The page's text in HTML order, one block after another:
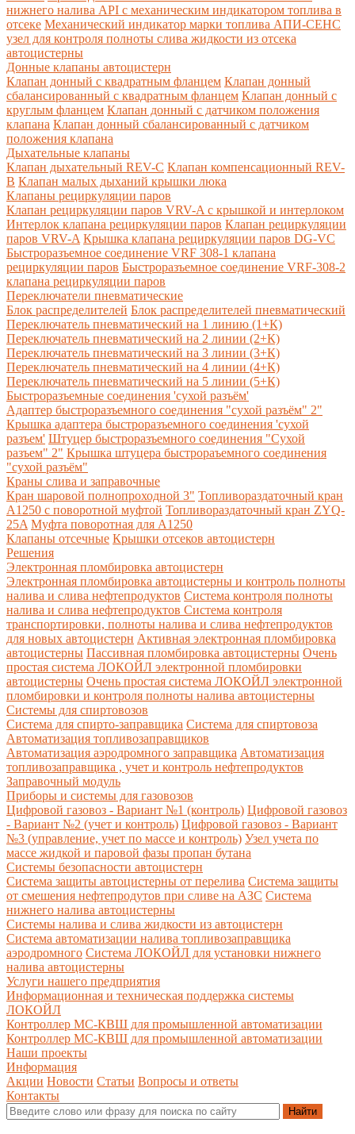
нижнего налива API с механическим индикатором топлива в
отсеке Механический индикатор марки топлива АПИ-СЕНС
узел для контроля полноты слива жидкости из отсека
автоцистерны
Донные клапаны автоцистерн
Клапан донный с квадратным фланцем Клапан донный
сбалансированный с квадратным фланцем Клапан донный с
круглым фланцем Клапан донный с датчиком положения
клапана Клапан донный сбалансированный с датчиком
положения клапана
Дыхательные клапаны
Клапан дыхательный REV-C Клапан компенсационный REV-
B Клапан малых дыханий крышки люка
Клапаны рециркуляции паров
Клапан рециркуляции паров VRV-A с крышкой и интерлоком
Интерлок клапана рециркуляции паров Клапан рециркуляции
паров VRV-A Крышка клапана рециркуляции паров DG-VC
Быстроразъемное соединение VRF 308-1 клапана
рециркуляции паров Быстроразъемное соединение VRF-308-2
клапана рециркуляции паров
Переключатели пневматические
Блок распределителей Блок распределителей пневматический
Переключатель пневматический на 1 линию (1+К)
Переключатель пневматический на 2 линии (2+К)
Переключатель пневматический на 3 линии (3+К)
Переключатель пневматический на 4 линии (4+К)
Переключатель пневматический на 5 линии (5+К)
Быстроразъемные соединения 'сухой разъём'
Адаптер быстроразъемного соединения "сухой разъём" 2"
Крышка адаптера быстроразъемного соединения 'сухой
разъем' Штуцер быстроразъемного соединения "Сухой
разъем" 2" Крышка штуцера быстрораъемного соединения
"сухой разъём"
Краны слива и заправочные
Кран шаровой полнопроходной 3" Топливораздаточный кран
A1250 с поворотной муфтой Топливораздаточный кран ZYQ-
25A Муфта поворотная для А1250
Клапаны отсечные Крышки отсеков автоцистерн
Решения
Электронная пломбировка автоцистерн
Электронная пломбировка автоцистерны и контроль полноты
налива и слива нефтепродуктов Система контроля полноты
налива и слива нефтепродуктов Система контроля
транспортировки, полноты налива и слива нефтепродуктов
для новых автоцистерн Активная электронная пломбировка
автоцистерны Пассивная пломбировка автоцистерны Очень
простая система ЛОКОЙЛ электронной пломбировки
автоцистерны Очень простая система ЛОКОЙЛ электронной
пломбировки и контроля полноты налива автоцистерны
Системы для спиртовозов
Система для спирто-заправщика Система для спиртовоза
Автоматизация топливозаправщиков
Автоматизация аэродромного заправщика Автоматизация
топливозаправщика , учет и контроль нефтепродуктов
Заправочный модуль
Приборы и системы для газовозов
Цифровой газовоз - Вариант №1 (контроль) Цифровой газовоз
- Вариант №2 (учет и контроль) Цифровой газовоз - Вариант
№3 (управление, учет по массе и контроль) Узел учета по
массе жидкой и паровой фазы пропан бутана
Системы безопасности автоцистерн
Система защиты автоцистерны от перелива Система защиты
от смешения нефтепродутов при сливе на АЗС Система
нижнего налива автоцистерны
Системы налива и слива жидкости из автоцистерн
Система автоматизации налива топливозаправщика
аэродромного Система ЛОКОЙЛ для установки нижнего
налива автоцистерны
Услуги нашего предприятия
Информационная и техническая поддержка системы
ЛОКОЙЛ
Контроллер МС-КВШ для промышленной автоматизации
Контроллер МС-КВШ для промышленной автоматизации
Наши проекты
Информация
Акции Новости Статьи Вопросы и ответы
Контакты